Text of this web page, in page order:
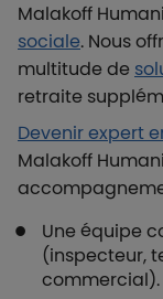
Malakoff
sociale. Nous
multitude de
retraite
Devenir expert
Malakoff
Une équipe
(inspecteur,
commercial).